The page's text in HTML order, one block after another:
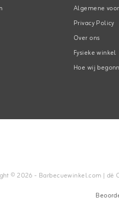
Algemene
Privacy Policy
Over ons
Fysieke winkel
Hoe wij
© 2026 - Barbecuewinkel.com | dé